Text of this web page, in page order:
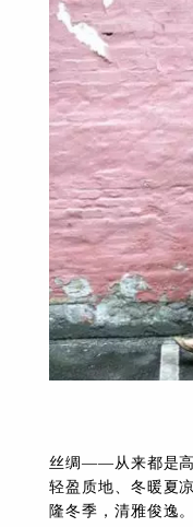
丝绸——从来都是高
轻盈质地、冬暖夏
隆冬季，清雅俊逸。